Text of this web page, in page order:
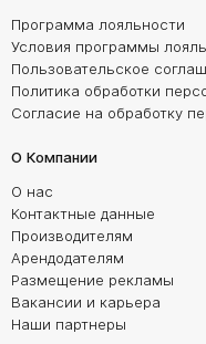
Программа лояльности
Условия программы
Пользовательское
Политика обработки
Согласие на обработку
О Компании
О нас
Контактные данные
Производителям
Арендодателям
Размещение рекламы
Вакансии и карьера
Наши партнеры